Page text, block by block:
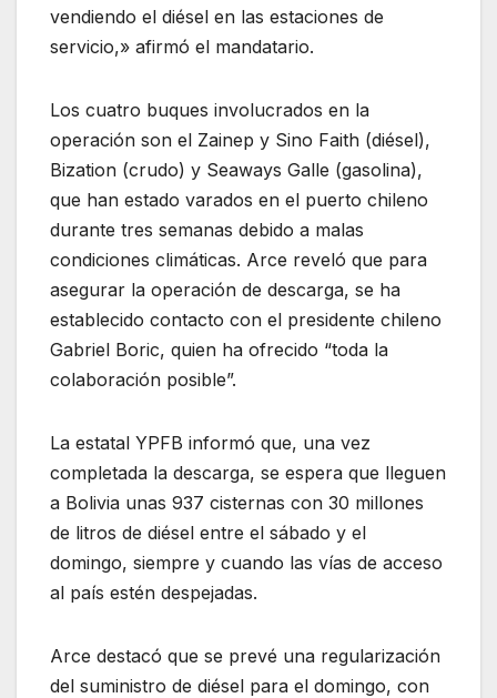
vendiendo el diésel en las estaciones de
servicio,» afirmó el mandatario.
Los cuatro buques involucrados en la
operación son el Zainep y Sino Faith (diésel),
Bization (crudo) y Seaways Galle (gasolina),
que han estado varados en el puerto chileno
durante tres semanas debido a malas
condiciones climáticas. Arce reveló que para
asegurar la operación de descarga, se ha
establecido contacto con el presidente chileno
Gabriel Boric, quien ha ofrecido “toda la
colaboración posible”.
La estatal YPFB informó que, una vez
completada la descarga, se espera que lleguen
a Bolivia unas 937 cisternas con 30 millones
de litros de diésel entre el sábado y el
domingo, siempre y cuando las vías de acceso
al país estén despejadas.
Arce destacó que se prevé una regularización
del suministro de diésel para el domingo, con